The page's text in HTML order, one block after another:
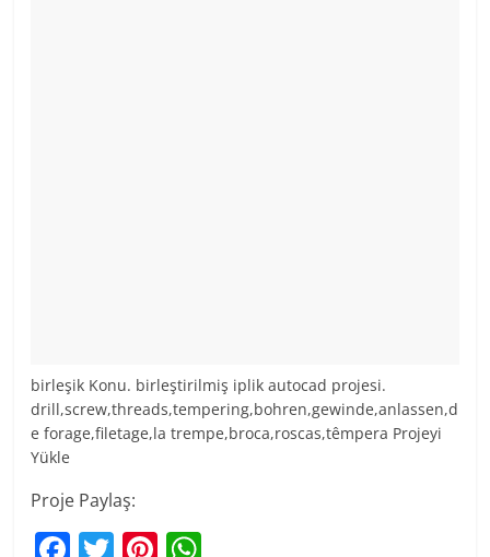
birleşik Konu. birleştirilmiş iplik autocad projesi.
drill,screw,threads,tempering,bohren,gewinde,anlassen,d
e forage,filetage,la trempe,broca,roscas,têmpera Projeyi
Yükle
Proje Paylaş: